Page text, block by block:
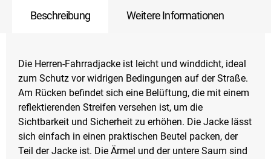
Beschreibung Weitere Informationen
Die Herren-Fahrradjacke ist leicht und winddicht, ideal
zum Schutz vor widrigen Bedingungen auf der Straße.
Am Rücken befindet sich eine Belüftung, die mit einem
reflektierenden Streifen versehen ist, um die
Sichtbarkeit und Sicherheit zu erhöhen. Die Jacke lässt
sich einfach in einen praktischen Beutel packen, der
Teil der Jacke ist. Die Ärmel und der untere Saum sind